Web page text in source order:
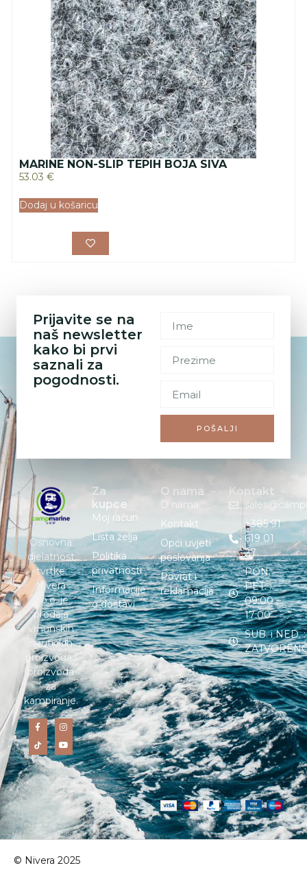
MARINE NON-SLIP TEPIH BOJA SIVA
53.03 €
Dodaj u košaricu
Prijavite se na
naš newsletter
kako bi prvi
saznali za
pogodnosti.
POŠALJI
Osnovna
djelatnost
tvrtke
Nivera
d.o.o. je
prodaja
vrhunskih
nautičkih
proizvoda i
proizvoda
za
kampiranje.
Za
kupce
Moj račun
Lista želja
Politika
privatnosti
Informacije
o dostavi
O nama
O nama
Kontakt
Opći uvjeti
poslovanja
Povrat i
reklamacija
Kontakt
+385 91
619 01
27
PON. –
PET. :
09:00 –
17:00
SUB. i NED. :
© Nivera 2025